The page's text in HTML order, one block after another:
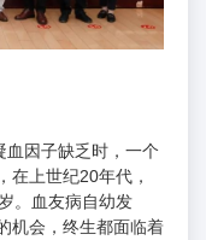
血因子缺乏时，一个
在上世纪20年代，
。血友病自幼发
机会，终生都面临着